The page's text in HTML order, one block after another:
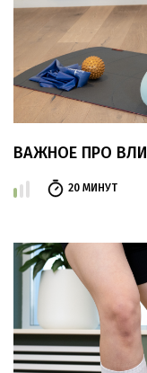
ВАЖНОЕ ПРО
20 МИНУТ